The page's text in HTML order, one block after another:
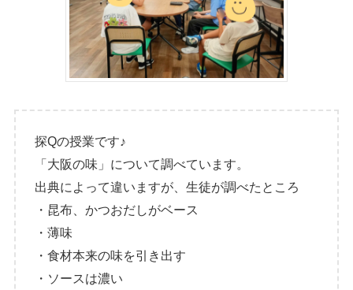
探Qの授業です♪
「大阪の味」について調べています。
出典によって違いますが、生徒が調べたところ
・昆布、かつおだしがベース
・薄味
・食材本来の味を引き出す
・ソースは濃い